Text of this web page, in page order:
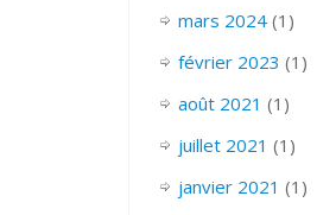
mars 2024(1)
février 2023 (1)
août 2021 (1)
juillet 2021 (1)
janvier 2021 (1)